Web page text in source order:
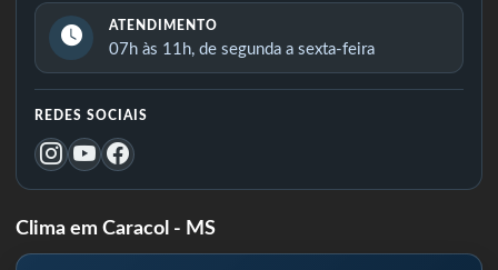
ATENDIMENTO
07h às 11h, de segunda a sexta-feira
REDES SOCIAIS
Clima em Caracol - MS